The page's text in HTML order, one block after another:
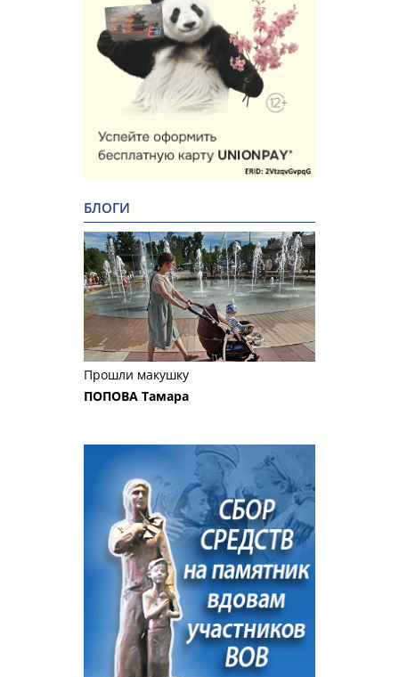
БЛОГИ
Прошли макушку
ПОПОВА Тамара